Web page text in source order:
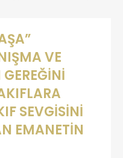
VE
SEVGİSİNİ
EMANETİN